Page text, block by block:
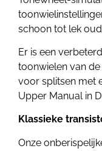
schoon tot lek
Er is een
toonwielen van
voor splitsen met
Upper Manual in
Klassieke
Onze